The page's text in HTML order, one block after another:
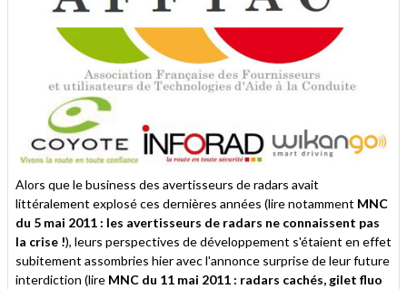
Alors que le business des avertisseurs de radars avait
littéralement explosé ces dernières années (lire notamment MNC
du 5 mai 2011 : les avertisseurs de radars ne connaissent pas
la crise !), leurs perspectives de développement s'étaient en effet
subitement assombries hier avec l'annonce surprise de leur future
interdiction (lire MNC du 11 mai 2011 : radars cachés, gilet fluo